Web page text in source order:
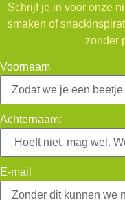
Schrijf je in voor onze
smaken of
zonder
Voornaam
Achternaam:
E-mail